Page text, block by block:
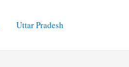
Uttar Pradesh